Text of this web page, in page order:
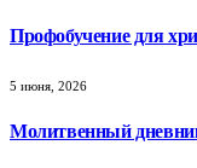
Профобучение для
5 июня, 2026
Молитвенный